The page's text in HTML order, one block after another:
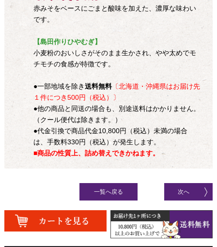
赤みそをベースにごまと酸味を加えた、濃厚な味わい
です。
【島田作りひやむぎ】
小麦粉のおいしさがそのまま生かされ、やや太めでモ
チモチの食感が特徴です。
●一部地域を除き送料無料〔北海道・沖縄県はお届け先
１件につき500円（税込）〕
●他の商品と同送の場合も、別途送料はかかりません。
（クール便代は除きます。）
●代金引換で商品代金10,800円（税込）未満の場合
は、手数料330円（税込）が発生します。
■商品の性質上、詰め替えできかねます。
一覧へ戻る 次へ